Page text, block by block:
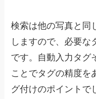
検索は他の写真と同
しますので、必要な
です。自動入力タグ
ことでタグの精度を
グ付けのポイントで